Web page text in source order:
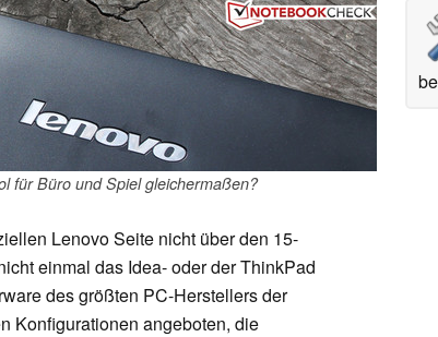
für Büro und Spiel gleichermaßen?
Lenovo Seite nicht über den 15-
einmal das Idea- oder der ThinkPad
des größten PC-Herstellers der
Konfigurationen angeboten, die